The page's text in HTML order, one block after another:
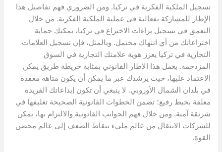
تسجيل الملكية الفكرية في تركيا. ومن الضروري فهم تفاصيل هذا
الإطار للمشاركة بفعالية في عملية الملكية الفكرية. من خلال
التعمق في تسجيل براءات الاختراع في تركيا، يمكنك حماية
اختراعاتك من أي انتهاك محتمل. وبالمثل، فإن تسجيل العلامات
التجارية في تركيا يعزز هوية علامتك التجارية في السوق
المزدحمة. يعمل هذا الإطار القانوني بمثابة خريطة طريق يمكن
الاعتماد عليها، حيث يرشدك عبر ما يمكن أن يكون متاهة معقدة
في بلدان الشمال الأوروبي. لا ينبغي أن تكون إبداعاتك الفريدة
معلقة بخيط رفيع؛ تضمن الخطوات القانونية الصحيحة تغليفها في
شرنقة آمنة. ومن خلال فهم الجوانب القانونية والالتزام بها، يمكن
للشركات الانتقال من عالم مليء بنقاط الضعف إلى عالم محصن
القوة.